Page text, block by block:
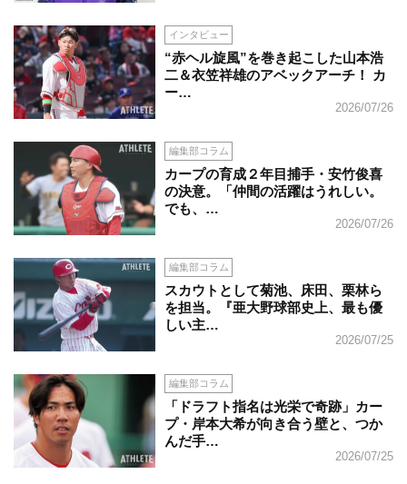
インタビュー
“赤ヘル旋風”を巻き起こした山本浩
二＆衣笠祥雄のアベックアーチ！ カ
ー…
2026/07/26
編集部コラム
カープの育成２年目捕手・安竹俊喜
の決意。「仲間の活躍はうれしい。
でも、…
2026/07/26
編集部コラム
スカウトとして菊池、床田、栗林ら
を担当。『亜大野球部史上、最も優
しい主…
2026/07/25
編集部コラム
「ドラフト指名は光栄で奇跡」カー
プ・岸本大希が向き合う壁と、つか
んだ手…
2026/07/25